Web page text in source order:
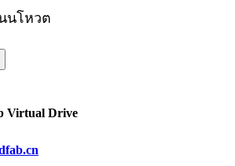
นโหวต
Virtual Drive